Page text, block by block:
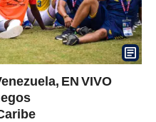
EN VIVO